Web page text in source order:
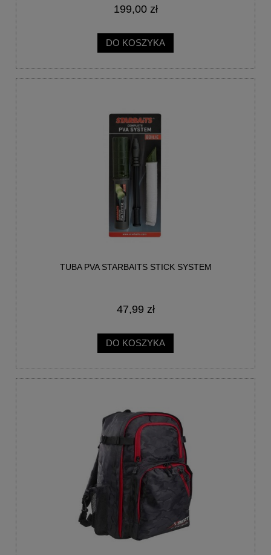
199,00 zł
DO KOSZYKA
TUBA PVA STARBAITS STICK SYSTEM
47,99 zł
DO KOSZYKA